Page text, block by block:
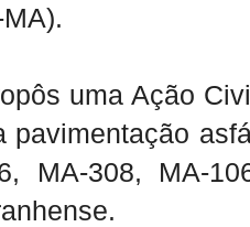
uma Ação
pavimentação
MA-308, MA-